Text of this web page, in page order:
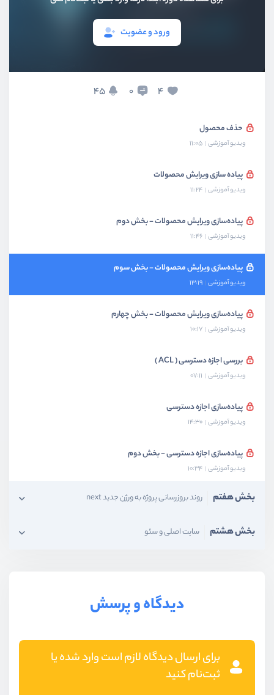
ورود و عضویت
4
0
45
ویدیو آموزشی 07:43
حذف محصول
ویدیو آموزشی 11:05
پیاده سازی ویرایش محصولات
ویدیو آموزشی 11:24
پیاده‌سازی ویرایش محصولات - بخش دوم
ویدیو آموزشی 11:46
پیاده‌سازی ویرایش محصولات - بخش سوم
ویدیو آموزشی 13:19
پیاده‌سازی ویرایش محصولات - بخش چهارم
ویدیو آموزشی 10:17
بررسی اجازه دسترسی ( ACL )
ویدیو آموزشی 07:11
پیاده‌سازی اجازه دسترسی
ویدیو آموزشی 14:30
پیاده‌سازی اجازه دسترسی - بخش دوم
ویدیو آموزشی 10:34
بخش هفتم روند بروزرسانی پروژه به ورژن جدید next
بخش هشتم سایت اصلی و سئو
دیدگاه و پرسش
برای ارسال دیدگاه لازم است وارد شده یا
ثبت‌نام کنید